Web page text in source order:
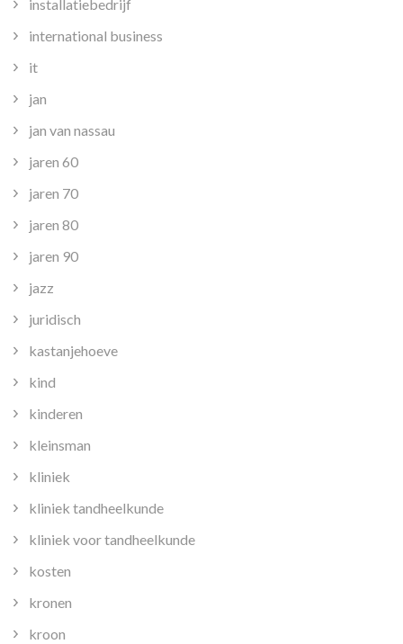
installatiebedrijf
international business
it
jan
jan van nassau
jaren 60
jaren 70
jaren 80
jaren 90
jazz
juridisch
kastanjehoeve
kind
kinderen
kleinsman
kliniek
kliniek tandheelkunde
kliniek voor tandheelkunde
kosten
kronen
kroon